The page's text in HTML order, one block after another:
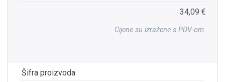
Šifra proizvoda
34,09 €
Cijene su izražene s PDV-om.